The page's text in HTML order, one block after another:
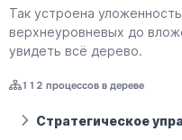
Так устроена
верхнеуровневых до
увидеть всё дерево.
112 процессов в дереве
Стратегическое